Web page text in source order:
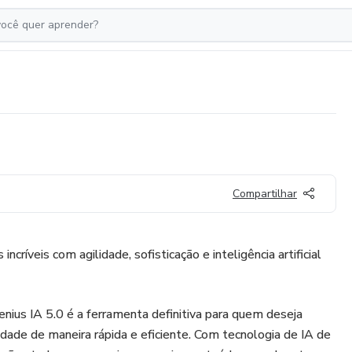
Compartilhar
com agilidade, sofisticação e inteligência artificial
IA 5.0 é a ferramenta definitiva para quem deseja
de maneira rápida e eficiente. Com tecnologia de IA de